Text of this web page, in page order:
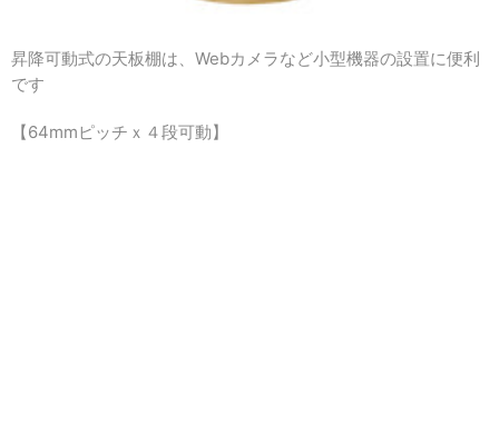
昇降可動式の天板棚は、 Webカメラなど小型機器の設置に便利
です
【64mmピッチｘ４段可動】